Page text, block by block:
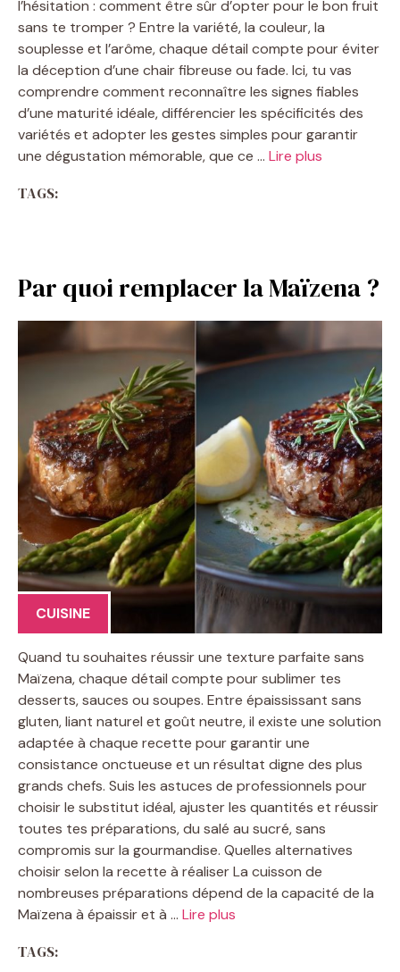
l’hésitation : comment être sûr d’opter pour le bon fruit
sans te tromper ? Entre la variété, la couleur, la
souplesse et l’arôme, chaque détail compte pour éviter
la déception d’une chair fibreuse ou fade. Ici, tu vas
comprendre comment reconnaître les signes fiables
d’une maturité idéale, différencier les spécificités des
variétés et adopter les gestes simples pour garantir
une dégustation mémorable, que ce … Lire plus
TAGS:
Par quoi remplacer la Maïzena ?
CUISINE
Quand tu souhaites réussir une texture parfaite sans
Maïzena, chaque détail compte pour sublimer tes
desserts, sauces ou soupes. Entre épaississant sans
gluten, liant naturel et goût neutre, il existe une solution
adaptée à chaque recette pour garantir une
consistance onctueuse et un résultat digne des plus
grands chefs. Suis les astuces de professionnels pour
choisir le substitut idéal, ajuster les quantités et réussir
toutes tes préparations, du salé au sucré, sans
compromis sur la gourmandise. Quelles alternatives
choisir selon la recette à réaliser La cuisson de
nombreuses préparations dépend de la capacité de la
Maïzena à épaissir et à … Lire plus
TAGS: